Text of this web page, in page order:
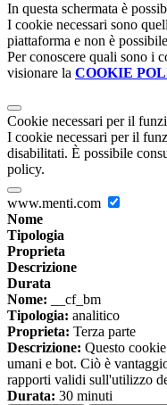
In questa schermata è
I cookie necessari sono
piattaforma e non è
Per conoscere quali sono i
visionare la COOKIE
Cookie necessari per il
I cookie necessari per il
disabilitati. È possibile
policy.
www.menti.com
Nome
Tipologia
Proprieta
Descrizione
Durata
Nome: __cf_bm
Tipologia: analitico
Proprieta: Terza parte
Descrizione: Questo
umani e bot. Ciò è
rapporti validi sull'utilizzo
Durata: 30 minuti